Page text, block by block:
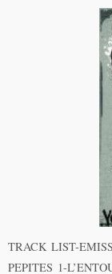
TRACK LIST-
PEPITES 1-